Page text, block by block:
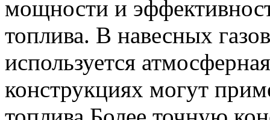
мощности и
топлива. В навесных
используется
конструкциях могут